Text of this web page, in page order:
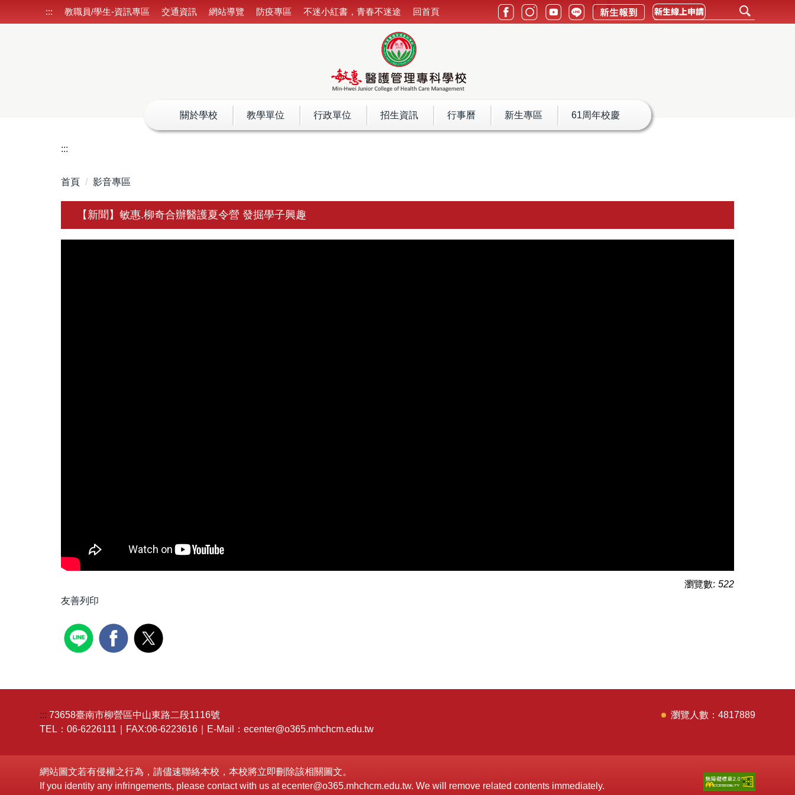
到
::: 教職員/學生-資訊專區 交通資訊 網站導覽 防疫專區 不迷小紅書，青春不迷途 回首頁
關於學校 教學單位 行政單位 招生資訊 行事曆 新生專區 61周年校慶
:::
首頁 影音專區
【新聞】敏惠.柳奇合辦醫護夏令營 發掘學子興趣
瀏覽數: 522
友善列印
4817889
::: 73658臺南市柳營區中山東路二段1116號
TEL：06-6226111｜FAX:06-6223616｜E-Mail：ecenter@o365.mhchcm.edu.tw
網站圖文若有侵權之行為，請儘速聯絡本校，本校將立即刪除該相關圖文。
If you identity any infringements, please contact with us at ecenter@o365.mhchcm.edu.tw. We will remove related contents immediately.